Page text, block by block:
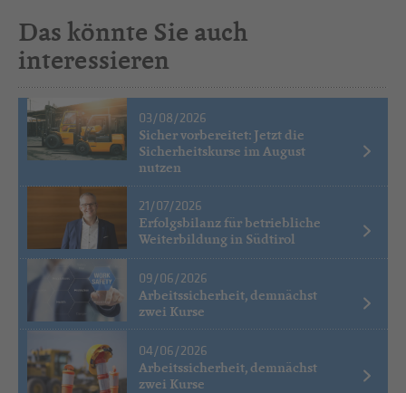
Das könnte Sie auch
interessieren
03/08/2026
Sicher vorbereitet: Jetzt die
Sicherheitskurse im August
nutzen
21/07/2026
Erfolgsbilanz für betriebliche
Weiterbildung in Südtirol
09/06/2026
Arbeitssicherheit, demnächst
zwei Kurse
04/06/2026
Arbeitssicherheit, demnächst
zwei Kurse